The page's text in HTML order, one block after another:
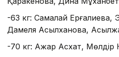
-63 кг: Самалай Ерғалиева,
Дамеля Асылханова,
-70 кг: Ажар Асхат, Мөлдір